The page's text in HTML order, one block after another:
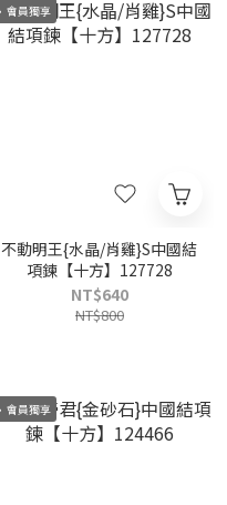
會員獨享
不動明王{水晶/肖雞}S中國結
項鍊【十方】127728
NT$640
NT$800
會員獨享